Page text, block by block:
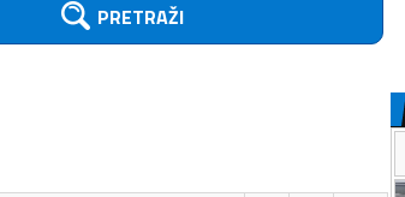
PRETRAŽI